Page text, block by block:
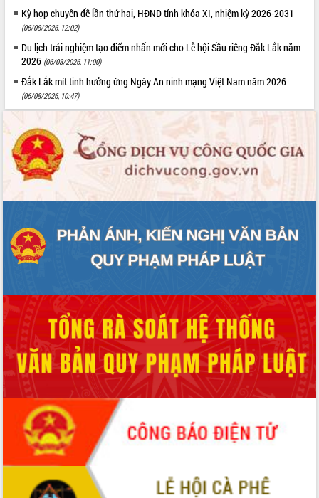
Kỳ họp chuyên đề lần thứ hai, HĐND tỉnh khóa XI, nhiệm kỳ 2026-2031
(06/08/2026, 12:02)
Du lịch trải nghiệm tạo điểm nhấn mới cho Lễ hội Sầu riêng Đắk Lắk năm
2026 (06/08/2026, 11:00)
Đắk Lắk mít tinh hưởng ứng Ngày An ninh mạng Việt Nam năm 2026
(06/08/2026, 10:47)